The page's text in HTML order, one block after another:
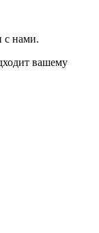
с нами.
вашему